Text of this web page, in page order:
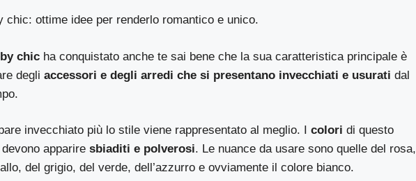
chic: ottime idee per renderlo romantico e unico.
chic ha conquistato anche te sai bene che la sua caratteristica principale è
degliaccessori e degli arredi che si presentano invecchiati e usurati dal
invecchiato più lo stile viene rappresentato al meglio. Icolori di questo
appariresbiaditi e polverosi. Le nuance da usare sono quelle del rosa,
del grigio, del verde, dell’azzurro e ovviamente il colore bianco.